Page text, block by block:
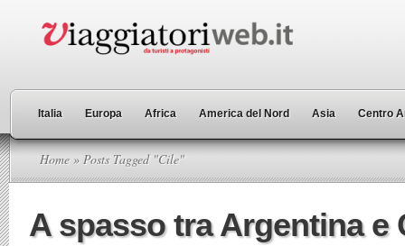
Italia Europa Africa America del Nord Asia Centro
Home » Posts Tagged "Cile"
A spasso tra Argentina e